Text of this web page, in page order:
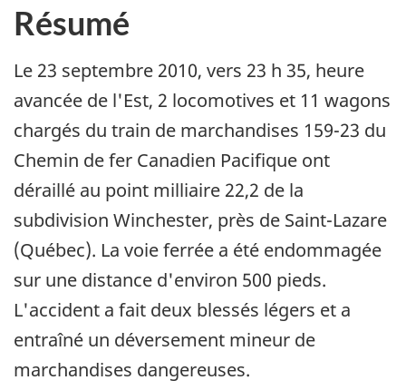
Résumé
Le 23 septembre 2010, vers 23 h 35, heure
avancée de l'Est, 2 locomotives et 11 wagons
chargés du train de marchandises 159-23 du
Chemin de fer Canadien Pacifique ont
déraillé au point milliaire 22,2 de la
subdivision Winchester, près de Saint-Lazare
(Québec). La voie ferrée a été endommagée
sur une distance d'environ 500 pieds.
L'accident a fait deux blessés légers et a
entraîné un déversement mineur de
marchandises dangereuses.